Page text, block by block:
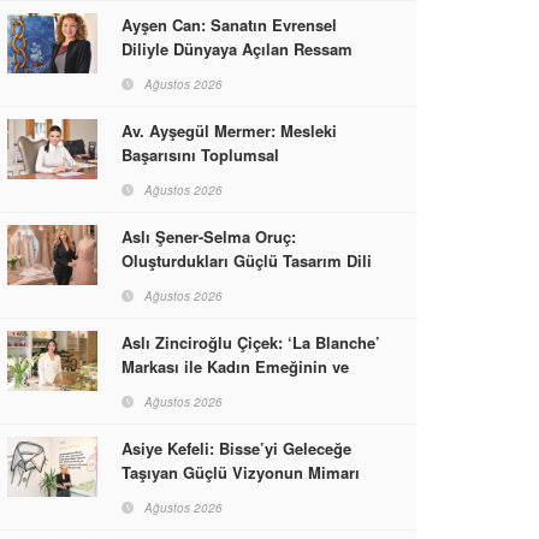
Ayşen Can: Sanatın Evrensel
Diliyle Dünyaya Açılan Ressam
Ağustos 2026
Av. Ayşegül Mermer: Mesleki
Başarısını Toplumsal
Ağustos 2026
Aslı Şener-Selma Oruç:
Oluşturdukları Güçlü Tasarım Dili
Dünyasına İmzalarını Attılar
Ağustos 2026
Aslı Zinciroğlu Çiçek: ‘La Blanche’
Markası ile Kadın Emeğinin ve
Başarabileceğinin En Güzel
Örneğini Sunuyor
Ağustos 2026
Asiye Kefeli: Bisse’yi Geleceğe
Taşıyan Güçlü Vizyonun Mimarı
Ağustos 2026